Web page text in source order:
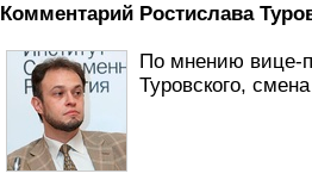
Комментарий Ростислава
По мнению вице-
Туровского,